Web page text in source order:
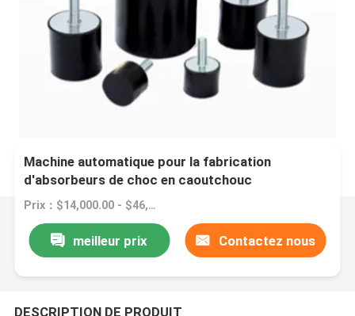
Machine automatique pour la fabrication
d'absorbeurs de choc en caoutchouc
Prix：$14,000.00 - $46,800.00/sets
meilleur prix Contactez nous
DESCRIPTION DE PRODUIT